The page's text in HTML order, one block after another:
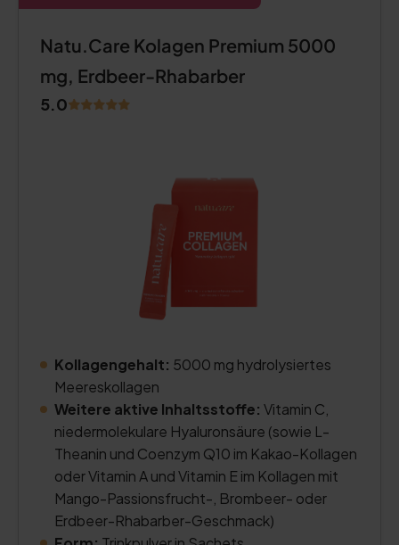
Natu.Care Kolagen Premium 5000
mg, Erdbeer-Rhabarber
5.0
Kollagengehalt: 5000 mg hydrolysiertes
Meereskollagen
Weitere aktive Inhaltsstoffe: Vitamin C,
niedermolekulare Hyaluronsäure (sowie L-
Theanin und Coenzym Q10 im Kakao-Kollagen
oder Vitamin A und Vitamin E im Kollagen mit
Mango-Passionsfrucht-, Brombeer- oder
Erdbeer-Rhabarber-Geschmack)